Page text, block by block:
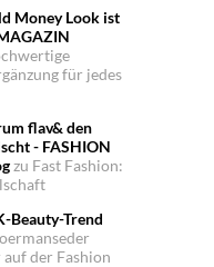
Money Look ist
für jedes
flav& den
- FASHION
zu Fast Fashion:
Beauty-Trend
der Fashion